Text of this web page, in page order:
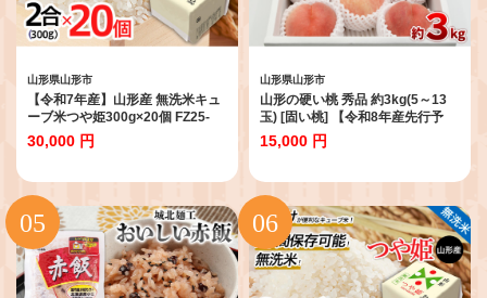
山形県山形市
【令和7年産】山形産 無洗米キュ
ーブ米つや姫300g×20個 FZ25-
897 ブランド米 山形県 山形市 小
分け 1年保存 備蓄
30,000 円
山形県山形市
山形の硬い桃 秀品 約3kg(5～13
玉) [固い桃] 【令和8年産先行予
約】FS25-633 くだもの 果物 フル
ーツ 山形 山形県 山形市 2026年産
15,000 円